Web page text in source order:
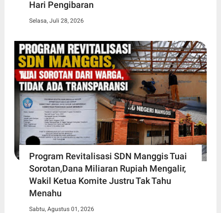
Hari Pengibaran
Selasa, Juli 28, 2026
Program Revitalisasi SDN Manggis Tuai
Sorotan,Dana Miliaran Rupiah Mengalir,
Wakil Ketua Komite Justru Tak Tahu
Menahu
Sabtu, Agustus 01, 2026